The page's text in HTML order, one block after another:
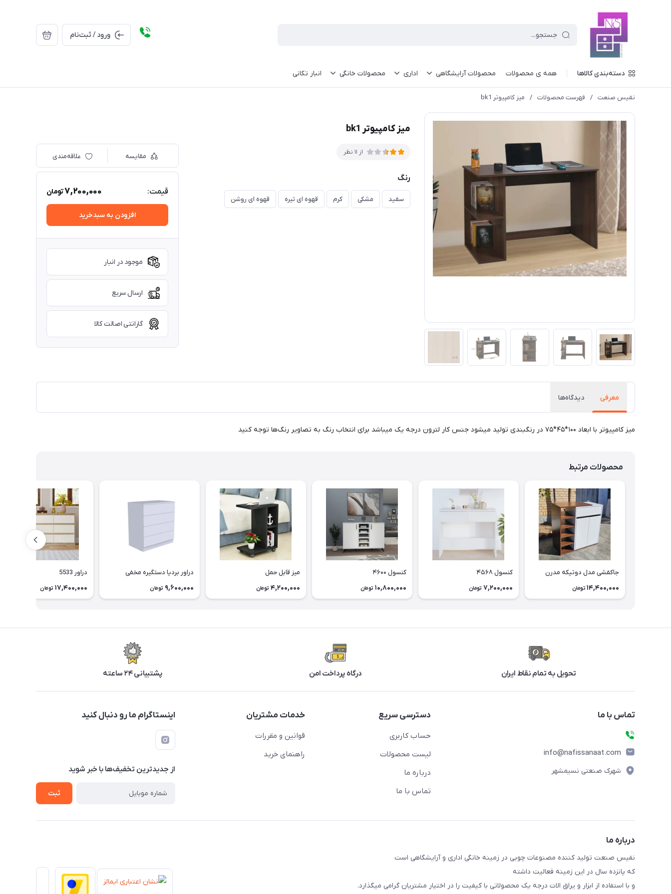
ورود / ثبت‌نام
دسته‌بندی کالاها همه ی محصولات محصولات آرایشگاهی اداری محصولات خانگی انبار تکانی
نفیس صنعت / فهرست محصولات / میز کامپیوتر bk1
میز کامپیوتر bk1
از 11 نظر
رنگ
سفید مشکی کرم قهوه ای تیره قهوه ای روشن
مقایسه علاقه‌مندی
قیمت: 7,200,000تومان
افزودن به سبدخرید
موجود در انبار
ارسال سریع
گارانتی اصالت کالا
معرفی دیدگاه‌ها
میز کامپیوتر با ابعاد ۱۰۰*۴۵*۷۵ در رنگبندی تولید میشود جنس کار لترون درجه یک میباشد برای انتخاب رنگ به تصاویر رنگ‌ها توجه کنید
محصولات مرتبط
جاکفشی مدل دوتیکه مدرن
14,400,000 تومان
کنسول ۴۵۶۸
7,200,000 تومان
کنسول ۴۶۰۰
10,800,000 تومان
میز قابل حمل
4,200,000 تومان
دراور بردیا دستگیره مخفی
9,600,000 تومان
دراور 5533
17,400,000 تومان
تحویل به تمام نقاط ایران درگاه پرداخت امن پشتیبانی ۲۴ ساعته
تماس با ما
info@nafissanaat.com
شهرک صنعتی نسیمشهر
دسترسی سریع
حساب کاربری
لیست محصولات
درباره ما
تماس با ما
خدمات مشتریان
قوانین و مقررات
راهنمای خرید
اینستاگرام ما رو دنبال کنید
از جدید‌ترین تخفیف‌ها با‌ خبر شوید
ثبت
درباره ما
نفیس صنعت تولید کننده مصنوعات چوبی در زمینه خانگی اداری و آرایشگاهی است
که پانزده سال در این زمینه فعالیت داشته
و با استفاده از ابزار و یراق الات درجه یک محصولاتی با کیفیت را در اختیار مشتریان گرامی میگذارد.